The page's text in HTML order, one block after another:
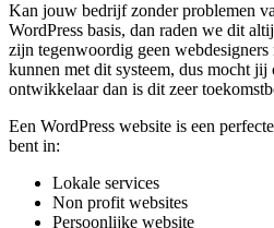
Kan jouw bedrijf zonder problemen
WordPress basis, dan raden we dit
zijn tegenwoordig geen
kunnen met dit systeem, dus mocht
ontwikkelaar dan is dit zeer
Een WordPress website is een
bent in:
Lokale services
Non profit websites
Persoonlijke website